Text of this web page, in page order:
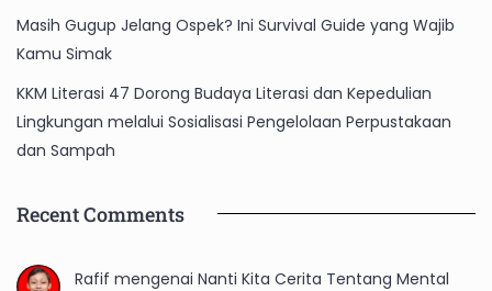
Masih Gugup Jelang Ospek? Ini Survival Guide yang Wajib
Kamu Simak
KKM Literasi 47 Dorong Budaya Literasi dan Kepedulian
Lingkungan melalui Sosialisasi Pengelolaan Perpustakaan
dan Sampah
Recent Comments
Rafif mengenai Nanti Kita Cerita Tentang Mental